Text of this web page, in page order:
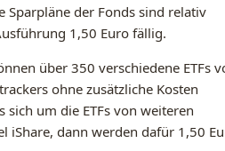
Sparpläne der Fonds sind relativ
1,50 Euro fällig.
über 350 verschiedene ETFs
ohne zusätzliche Kosten
sich um die ETFs von weiteren
iShare, dann werden dafür 1,50